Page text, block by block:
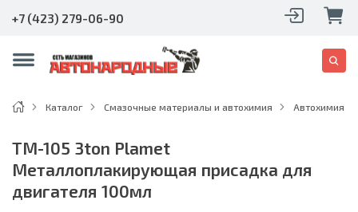
+7 (423) 279-06-90
Каталог Смазочные материалы и автохимия Автохимия
TM-105 3ton Plamet
Металлоплакирующая присадка для
двигателя 100мл